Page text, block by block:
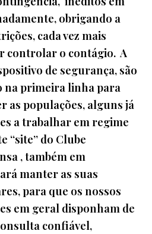
obrigando a
cada vez mais
controlar o contágio. A
de segurança, são
na primeira linha para
as populações, alguns já
a trabalhar em regime
“site” do Clube
, também em
manter as suas
para que os nossos
em geral disponham de
confiável,